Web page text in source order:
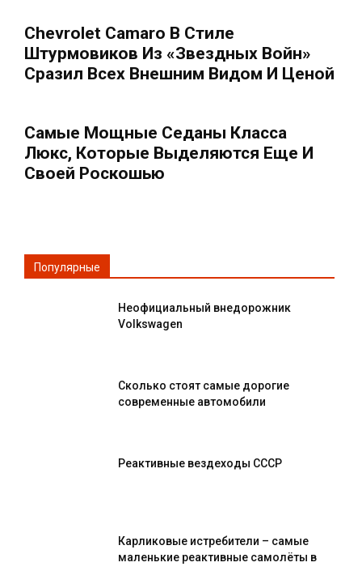
Chevrolet Camaro В Стиле
Штурмовиков Из «Звездных Войн»
Сразил Всех Внешним Видом И Ценой
Самые Мощные Седаны Класса
Люкс, Которые Выделяются Еще И
Своей Роскошью
Популярные
Неофициальный внедорожник
Volkswagen
Сколько стоят самые дорогие
современные автомобили
Реактивные вездеходы СССР
Карликовые истребители – самые
маленькие реактивные самолёты в